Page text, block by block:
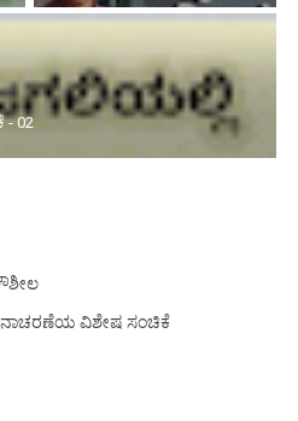
02
ವಿಶೇಷ ಸಂಚಿಕೆ